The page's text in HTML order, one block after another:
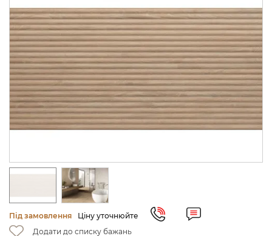
Під замовлення
Ціну уточнюйте
Додати до списку бажань